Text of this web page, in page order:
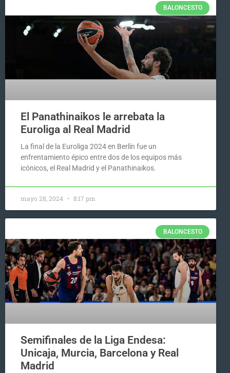
BALONCESTO
El Panathinaikos le arrebata la
Euroliga al Real Madrid
La final de la Euroliga 2024 en Berlín fue un
enfrentamiento épico entre dos de los equipos más
icónicos, el Real Madrid y el Panathinaikos.
mayo 28, 2024 8:17 pm
BALONCESTO
Semifinales de la Liga Endesa:
Unicaja, Murcia, Barcelona y Real
Madrid